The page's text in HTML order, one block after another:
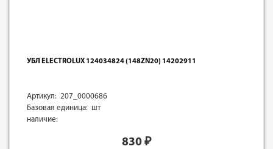
УБЛ ELECTROLUX 124034824 (148ZN20) 14202911
Артикул: 207_0000686
Базовая единица: шт
наличие:
830 ₽